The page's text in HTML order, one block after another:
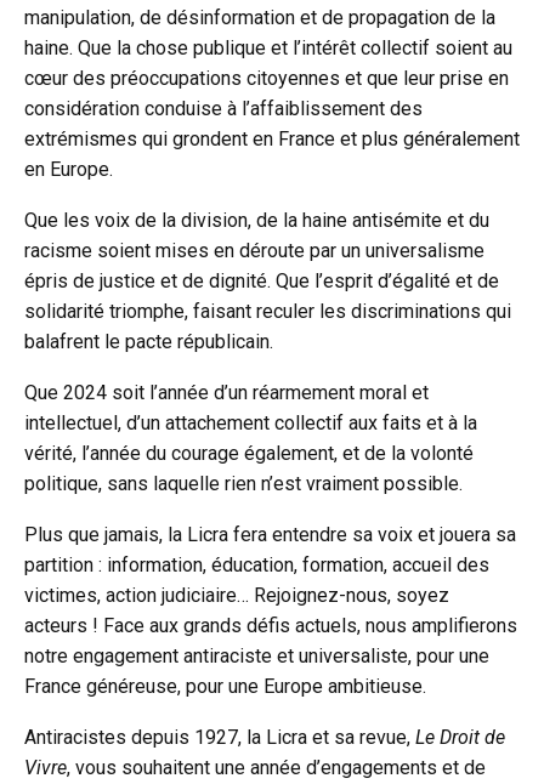
manipulation, de désinformation et de propagation de la
haine. Que la chose publique et l’intérêt collectif soient au
cœur des préoccupations citoyennes et que leur prise en
considération conduise à l’affaiblissement des
extrémismes qui grondent en France et plus généralement
en Europe.
Que les voix de la division, de la haine antisémite et du
racisme soient mises en déroute par un universalisme
épris de justice et de dignité. Que l’esprit d’égalité et de
solidarité triomphe, faisant reculer les discriminations qui
balafrent le pacte républicain.
Que 2024 soit l’année d’un réarmement moral et
intellectuel, d’un attachement collectif aux faits et à la
vérité, l’année du courage également, et de la volonté
politique, sans laquelle rien n’est vraiment possible.
Plus que jamais, la Licra fera entendre sa voix et jouera sa
partition : information, éducation, formation, accueil des
victimes, action judiciaire… Rejoignez-nous, soyez
acteurs ! Face aux grands défis actuels, nous amplifierons
notre engagement antiraciste et universaliste, pour une
France généreuse, pour une Europe ambitieuse.
Antiracistes depuis 1927, la Licra et sa revue, Le Droit de
Vivre, vous souhaitent une année d’engagements et de